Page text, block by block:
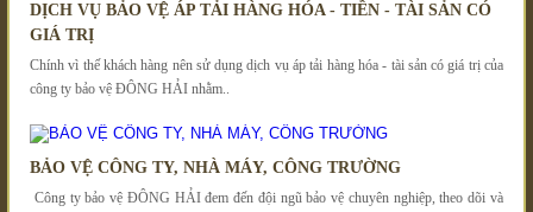
DỊCH VỤ BẢO VỆ ÁP TẢI HÀNG HÓA - TIỀN - TÀI SẢN CÓ
GIÁ TRỊ
Chính vì thế khách hàng nên sử dụng dịch vụ áp tải hàng hóa - tài sản có giá trị của
công ty bảo vệ ĐÔNG HẢI nhằm..
BẢO VỆ CÔNG TY, NHÀ MÁY, CÔNG TRƯỜNG
Công ty bảo vệ ĐÔNG HẢI đem đến đội ngũ bảo vệ chuyên nghiệp, theo dõi và